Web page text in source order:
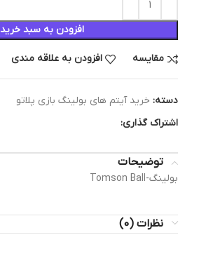
افزودن به سبد خرید
مقایسه افزودن به علاقه مندی
دسته: خرید آیتم های بولینگ بازی پلاتو
اشتراک گذاری:
توضیحات
بولینگ-Tomson Ball
نظرات (0)